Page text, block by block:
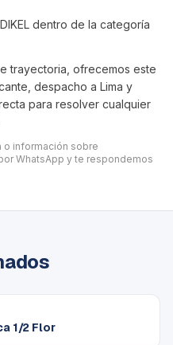
dentro de la categoría
trayectoria, ofrecemos este
despacho a Lima y
para resolver cualquier
o información sobre
WhatsApp y te respondemos
1/2 Flor